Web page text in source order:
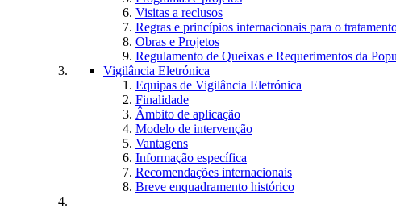
Visitas a reclusos
Regras e princípios internacionais para o
Obras e Projetos
Regulamento de Queixas e Requerimentos da
Vigilância Eletrónica
Equipas de Vigilância Eletrónica
Finalidade
Âmbito de aplicação
Modelo de intervenção
Vantagens
Informação específica
Recomendações internacionais
Breve enquadramento histórico